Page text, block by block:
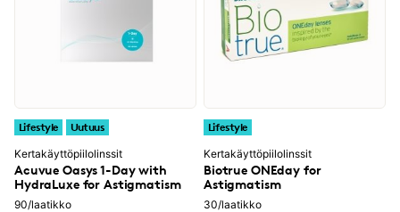
Lifestyle
Uutuus
Kertakäyttöpiilolinssit
Acuvue Oasys 1-Day with
HydraLuxe for Astigmatism
90/laatikko
Lifestyle
Kertakäyttöpiilolinssit
Biotrue ONEday for
Astigmatism
30/laatikko